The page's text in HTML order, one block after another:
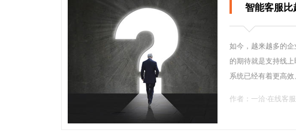
智能客服比
如今，越来越多的
的期待就是支持线
系统已经有着更高效
作者：一洽·在线客